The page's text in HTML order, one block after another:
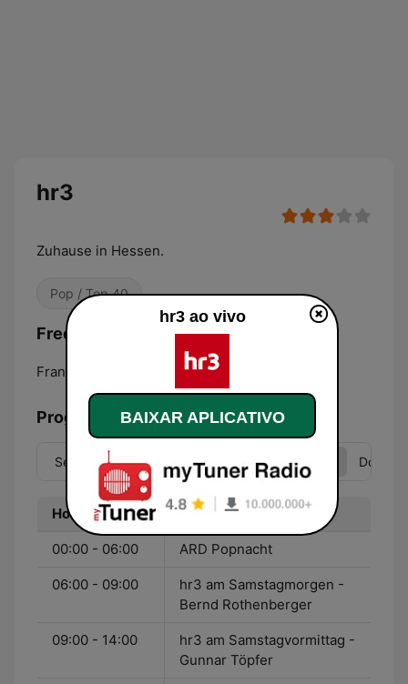
hr3
Zuhause in Hessen.
Pop / Top 40
Frequências hr3:
Frankfurt am Main: 89.3 FM
Programação
Seg Ter Sex Dom
Hora Programa
00:00 - 06:00 ARD Popnacht
06:00 - 09:00
hr3 am Samstagmorgen -
Bernd Rothenberger
09:00 - 14:00
hr3 am Samstagvormittag -
Gunnar Töpfer
hr3 ao vivo
BAIXAR APLICATIVO